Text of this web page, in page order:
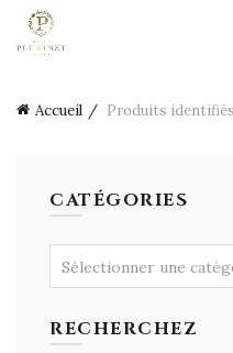
Accueil Produits identifiés
CATÉGORIES
Sélectionner une
RECHERCHEZ